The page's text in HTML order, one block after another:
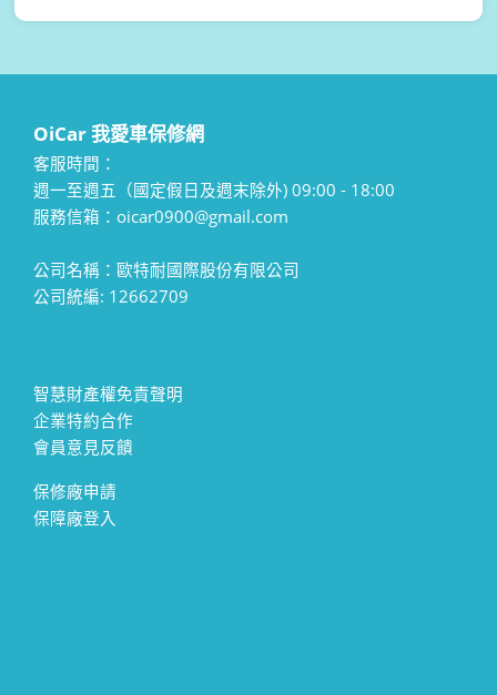
OiCar 我愛車保修網
客服時間：
週一至週五（國定假日及週末除外) 09:00 - 18:00
服務信箱：oicar0900@gmail.com
公司名稱：歐特耐國際股份有限公司
公司統編: 12662709
智慧財產權免責聲明
企業特約合作
會員意見反饋
保修廠申請
保障廠登入